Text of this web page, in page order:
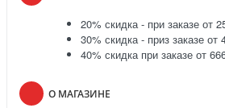
20% скидка - при заказе от
30% скидка - приз заказе от
40% скидка при заказе от
О МАГАЗИНЕ